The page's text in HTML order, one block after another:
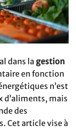
dans la gestion
en fonction
n’est
d’aliments, mais
des
Cet article vise à